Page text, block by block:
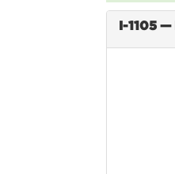
I-1105 —